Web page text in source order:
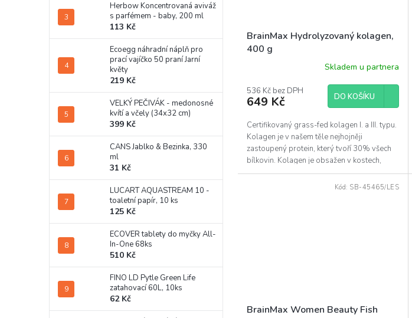
Herbow Koncentrovaná aviváž
s parfémem - baby, 200 ml
113 Kč
Ecoegg náhradní náplň pro
prací vajíčko 50 praní Jarní
květy
219 Kč
VELKÝ PEČIVÁK - medonosné
kvítí a včely (34x32 cm)
399 Kč
CANS Jablko & Bezinka, 330
ml
31 Kč
LUCART AQUASTREAM 10 -
toaletní papír, 10 ks
125 Kč
ECOVER tablety do myčky All-
In-One 68ks
510 Kč
FINO LD Pytle Green Life
zatahovací 60L, 10ks
62 Kč
BrainMax Hydrolyzovaný kolagen,
400 g
Skladem u partnera
536 Kč bez DPH
649 Kč DO KOŠÍKU
Certifikovaný grass-fed kolagen I. a III. typu.
Kolagen je v našem těle nejhojněji
zastoupený protein, který tvoří 30% všech
bílkovin. Kolagen je obsažen v kostech,
kloubech,...
BrainMax Women Beauty Fish
Kód: SB-45465/LES